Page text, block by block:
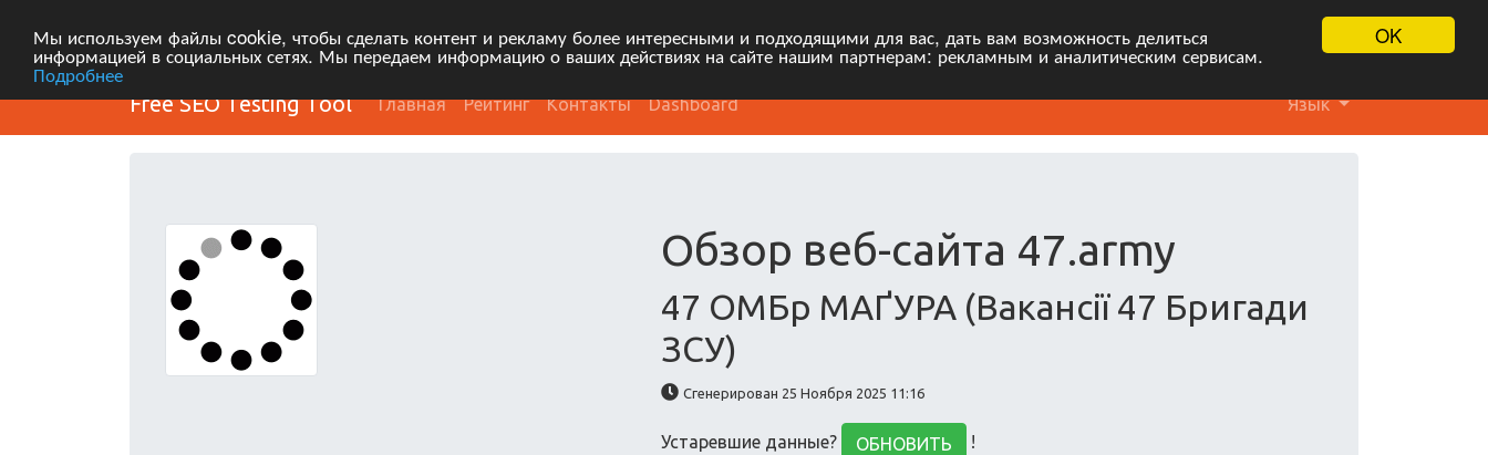
OK
Мы используем файлы cookie, чтобы сделать контент и рекламу более интересными и подходящими для вас, дать вам возможность делиться
информацией в социальных сетях. Мы передаем информацию о ваших действиях на сайте нашим партнерам: рекламным и аналитическим сервисам.
Подробнее
Free SEO Testing Tool Главная Рейтинг Контакты Dashboard Язык
Обзор веб-сайта 47.army
47 ОМБр МАҐУРА (Вакансії 47 Бригади
ЗСУ)
Сгенерирован 25 Ноября 2025 11:16
Устаревшие данные? ОБНОВИТЬ !